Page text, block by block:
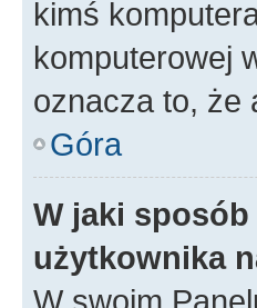
kimś
komputerowej
oznacza to, że
Góra
W jaki
użytkownika